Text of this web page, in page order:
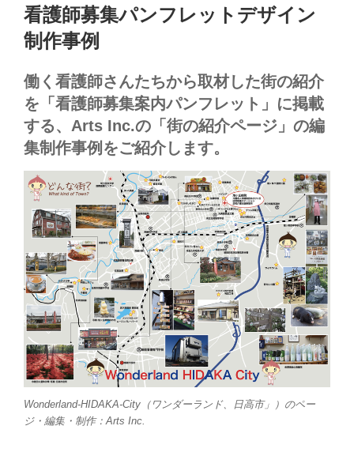
稿
日:
看護師募集パンフレットデザイン
制作事例
働く看護師さんたちから取材した街の紹介
を「看護師募集案内パンフレット」に掲載
する、Arts Inc.の「街の紹介ページ」の編
集制作事例をご紹介します。
Wonderland-HIDAKA-City（ワンダーランド、日高市」）のペー
ジ・編集・制作：Arts Inc.